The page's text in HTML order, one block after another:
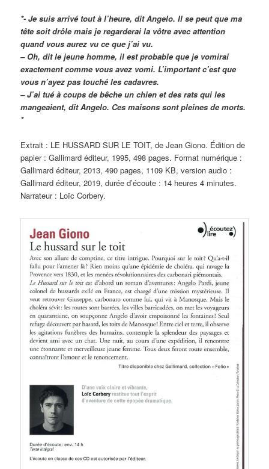
*- Je suis arrivé tout à l’heure, dit Angelo. Il se peut que ma
tête soit drôle mais je regarderai la vôtre avec attention
quand vous aurez vu ce que j’ai vu.
– Oh, dit le jeune homme, il est probable que je vomirai
exactement comme vous avez vomi. L’important c’est que
vous n’ayez pas touché les cadavres.
– J’ai tué à coups de bêche un chien et des rats qui les
mangeaient, dit Angelo. Ces maisons sont pleines de morts.
*
Extrait : LE HUSSARD SUR LE TOIT, de Jean Giono. Édition de
papier : Gallimard éditeur, 1995, 498 pages. Format numérique :
Gallimard éditeur, 2013, 490 pages, 1109 KB, version audio :
Gallimard éditeur, 2019, durée d’écoute : 14 heures 4 minutes.
Narrateur : Loïc Corbery.